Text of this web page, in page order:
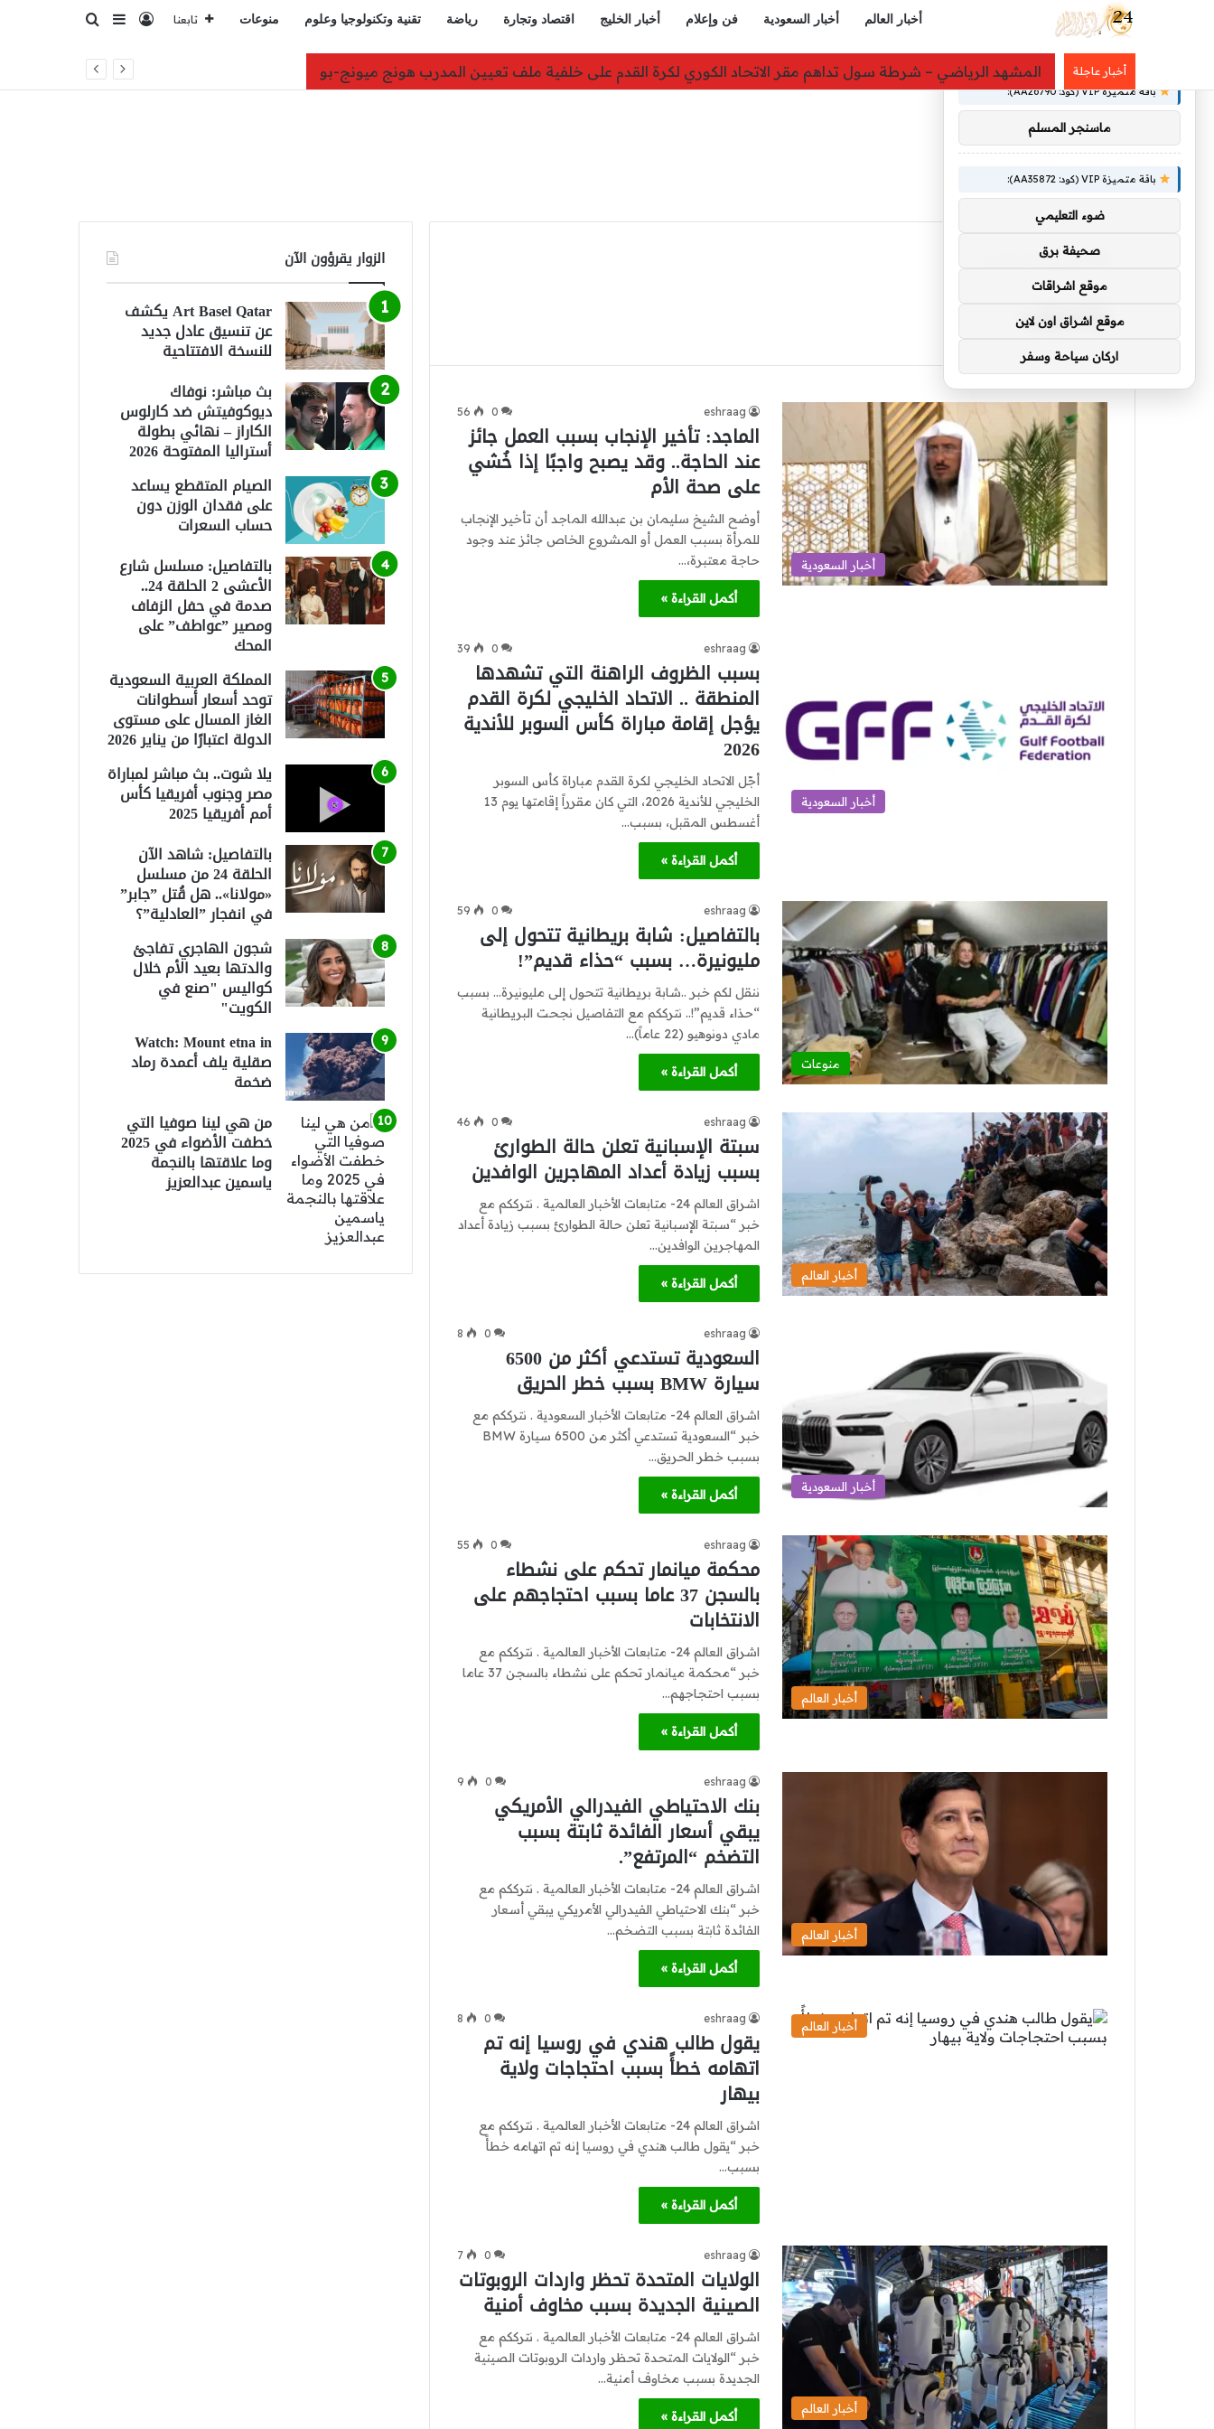
أخبار العالم أخبار السعودية فن وإعلام أخبار الخليج اقتصاد وتجارة رياضة تقنية وتكنولوجيا وعلوم منوعات تابعنا تسجيل الدخول
إضافة عمود
بحث عن
أخبار عاجلة «لدينا كميات هائلة».. ترامب يرد على تقارير نفاد الصواريخ الدقيقة بعد حرب إيران والبنتاغون يلتزم الصمت
الرئيسية
بسبب
أخبار السعودية
eshraag
0
56
الماجد: تأخير الإنجاب بسبب العمل جائز
عند الحاجة.. وقد يصبح واجبًا إذا خُشي
على صحة الأم
أوضح الشيخ سليمان بن عبدالله الماجد أن تأخير الإنجاب
للمرأة بسبب العمل أو المشروع الخاص جائز عند وجود
حاجة معتبرة،…
أكمل القراءة »
أخبار السعودية
eshraag
0
39
بسبب الظروف الراهنة التي تشهدها
المنطقة .. الاتحاد الخليجي لكرة القدم
يؤجل إقامة مباراة كأس السوبر للأندية
2026
أجّل الاتحاد الخليجي لكرة القدم مباراة كأس السوبر
الخليجي للأندية 2026، التي كان مقرراً إقامتها يوم 13
أغسطس المقبل، بسبب…
أكمل القراءة »
منوعات
eshraag
0
59
بالتفاصيل: شابة بريطانية تتحول إلى
مليونيرة… بسبب “حذاء قديم”!
ننقل لكم خبر ..شابة بريطانية تتحول إلى مليونيرة… بسبب
“حذاء قديم”!.. نترككم مع التفاصيل نجحت البريطانية
مادي دونوهيو (22 عاماً)…
أكمل القراءة »
أخبار العالم
eshraag
0
46
سبتة الإسبانية تعلن حالة الطوارئ
بسبب زيادة أعداد المهاجرين الوافدين
اشراق العالم 24- متابعات الأخبار العالمية . نترككم مع
خبر “سبتة الإسبانية تعلن حالة الطوارئ بسبب زيادة أعداد
المهاجرين الوافدين…
أكمل القراءة »
أخبار السعودية
eshraag
0
8
السعودية تستدعي أكثر من 6500
سيارة BMW بسبب خطر الحريق
اشراق العالم 24- متابعات الأخبار السعودية . نترككم مع
خبر “السعودية تستدعي أكثر من 6500 سيارة BMW
بسبب خطر الحريق…
أكمل القراءة »
أخبار العالم
eshraag
0
55
محكمة ميانمار تحكم على نشطاء
بالسجن 37 عاما بسبب احتجاجهم على
الانتخابات
اشراق العالم 24- متابعات الأخبار العالمية . نترككم مع
خبر “محكمة ميانمار تحكم على نشطاء بالسجن 37 عاما
بسبب احتجاجهم…
أكمل القراءة »
أخبار العالم
eshraag
0
9
بنك الاحتياطي الفيدرالي الأمريكي
يبقي أسعار الفائدة ثابتة بسبب
التضخم “المرتفع”.
اشراق العالم 24- متابعات الأخبار العالمية . نترككم مع
خبر “بنك الاحتياطي الفيدرالي الأمريكي يبقي أسعار
الفائدة ثابتة بسبب التضخم…
أكمل القراءة »
أخبار العالم
eshraag
0
8
يقول طالب هندي في روسيا إنه تم
اتهامه خطأً بسبب احتجاجات ولاية
بيهار
اشراق العالم 24- متابعات الأخبار العالمية . نترككم مع
خبر “يقول طالب هندي في روسيا إنه تم اتهامه خطأً
بسبب…
أكمل القراءة »
أخبار العالم
eshraag
0
7
الولايات المتحدة تحظر واردات الروبوتات
الصينية الجديدة بسبب مخاوف أمنية
اشراق العالم 24- متابعات الأخبار العالمية . نترككم مع
خبر “الولايات المتحدة تحظر واردات الروبوتات الصينية
الجديدة بسبب مخاوف أمنية…
أكمل القراءة »
الزوار يقرؤون الآن
Art Basel Qatar يكشف
عن تنسيق عادل جديد
للنسخة الافتتاحية
بث مباشر: نوفاك
ديوكوفيتش ضد كارلوس
الكاراز – نهائي بطولة
أستراليا المفتوحة 2026
الصيام المتقطع يساعد
على فقدان الوزن دون
حساب السعرات
بالتفاصيل: مسلسل شارع
الأعشى 2 الحلقة 24..
صدمة في حفل الزفاف
ومصير ”عواطف” على
المحك
المملكة العربية السعودية
توحد أسعار أسطوانات
الغاز المسال على مستوى
الدولة اعتبارًا من يناير 2026
يلا شوت.. بث مباشر لمباراة
مصر وجنوب أفريقيا كأس
أمم أفريقيا 2025
بالتفاصيل: شاهد الآن
الحلقة 24 من مسلسل
«مولانا».. هل قُتل ”جابر”
في انفجار ”العادلية”؟
شجون الهاجري تفاجئ
والدتها بعيد الأم خلال
كواليس "صنع في
الكويت"
Watch: Mount etna in
صقلية يلف أعمدة رماد
ضخمة
من هي لينا صوفيا التي
خطفت الأضواء في 2025
وما علاقتها بالنجمة
ياسمين عبدالعزيز
باقة متميزة VIP (كود: AA26790):
ماسنجر المسلم
باقة متميزة VIP (كود: AA35872):
ضوء التعليمي
صحيفة برق
موقع اشراقات
موقع اشراق اون لاين
اركان سياحة وسفر